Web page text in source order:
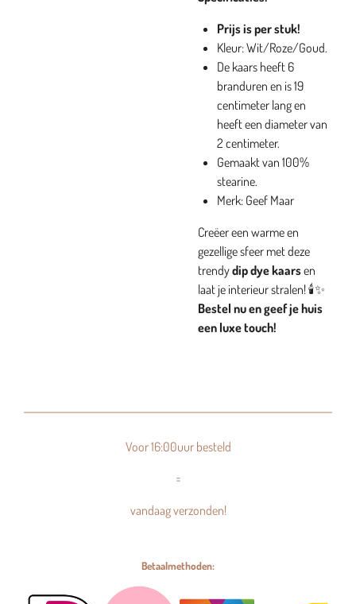
Prijs is per stuk!
Kleur: Wit/Roze/Goud.
De kaars heeft 6
branduren en is 19
centimeter lang en
heeft een diameter van
2 centimeter.
Gemaakt van 100%
stearine.
Merk: Geef Maar
Creëer een warme en
gezellige sfeer met deze
trendydip dye kaarsen
laat je interieur stralen! 🕯️✨
Bestel nu en geef je huis
een luxe touch!
Voor 16:00uur besteld
=
vandaag verzonden!
Betaalmethoden: